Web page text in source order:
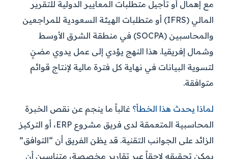
مع إهمال أو تأجيل متطلبات المعايير الدولية للتقرير
المالي (IFRS) أو متطلبات الهيئة السعودية للمراجعين
والمحاسبين (SOCPA) في منطقة الشرق الأوسط
وشمال إفريقيا. هذا النهج يؤدي إلى عمل يدوي مضنٍ
لتسوية البيانات في نهاية كل فترة مالية لإنتاج قوائم
متوافقة.
لماذا يحدث هذا الخطأ؟ غالباً ما ينجم عن نقص الخبرة
المحاسبية المتعمقة لدى فريق مشروع ERP، أو التركيز
الزائد على الجوانب التقنية. قد يظن الفريق أن “التوافق”
يمكن تحقيقه لاحقاً عبر تقارير مخصصة، متناسين أن